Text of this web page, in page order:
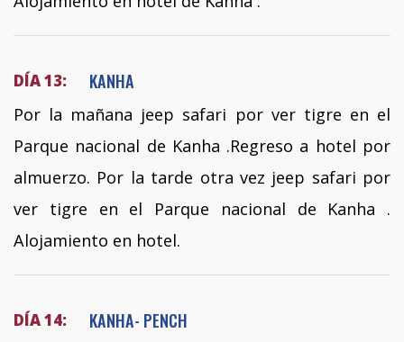
DÍA 13: KANHA
Por la mañana jeep safari por ver tigre en el
Parque nacional de Kanha .Regreso a hotel por
almuerzo. Por la tarde otra vez jeep safari por
ver tigre en el Parque nacional de Kanha .
Alojamiento en hotel.
DÍA 14: KANHA- PENCH